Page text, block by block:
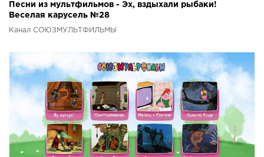
Песни из мультфильмов - Эх, вздыхали рыбаки!
Веселая карусель №28
Канал СОЮЗМУЛЬТФИЛЬМЫ